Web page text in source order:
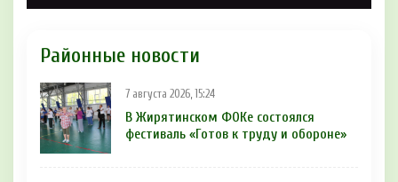
Районные новости
7 августа 2026, 15:24
В Жирятинском ФОКе состоялся
фестиваль «Готов к труду и обороне»